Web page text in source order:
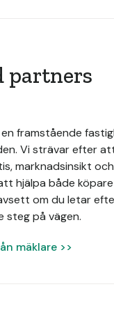
partners
framstående
Vi strävar efter
marknadsinsikt
hjälpa både
om du letar
steg på vägen.
mäklare >>